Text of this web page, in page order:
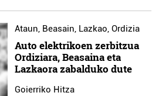
Ataun, Beasain, Lazkao, Ordizia
Auto elektrikoen zerbitzua
Ordiziara, Beasaina eta
Lazkaora zabalduko dute
Goierriko Hitza